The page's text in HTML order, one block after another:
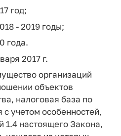
год;
- 2019 годы;
года.
2017 г.
организаций
объектов
налоговая база по
учетом особенностей,
1.4 настоящего Закона,